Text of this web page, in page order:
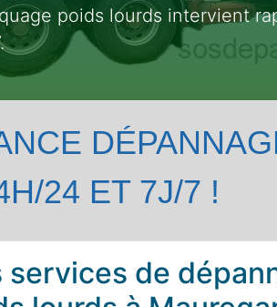
poids lourds intervient
24 ET 7J/7 !
services de